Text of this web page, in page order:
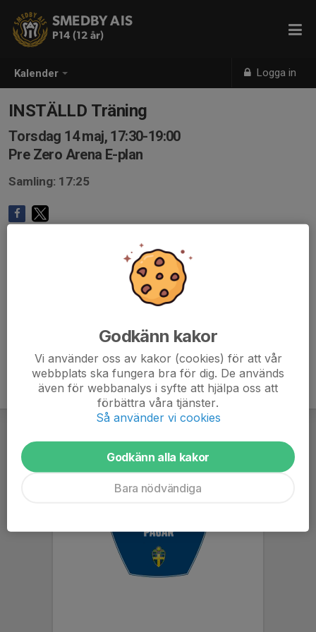
Kalender Logga in
SMEDBY AIS
P14 (12 år)
INSTÄLLD Träning
Torsdag 14 maj, 17:30-19:00
Pre Zero Arena E-plan
Samling: 17:25
Godkänn kakor
Vi använder oss av kakor (cookies) för att vår
webbplats ska fungera bra för dig. De används
även för webbanalys i syfte att hjälpa oss att
förbättra våra tjänster.
Så använder vi cookies
Godkänn alla kakor
Bara nödvändiga